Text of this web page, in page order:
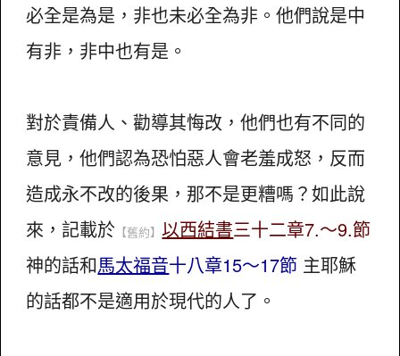
必全是為是，非也未必全為非。他們說是中
有非，非中也有是。
對於責備人、勸導其悔改，他們也有不同的
意見，他們認為恐怕惡人會老羞成怒，反而
造成永不改的後果，那不是更糟嗎？如此說
來，記載於 【舊約】 以西結書三十二章7.～9.節
神的話和馬太福音十八章15～17節 主耶穌
的話都不是適用於現代的人了。